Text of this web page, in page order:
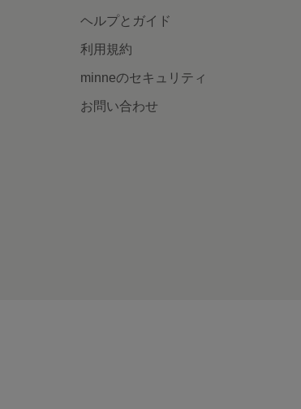
ヘルプとガイド
利用規約
minneのセキュリティ
お問い合わせ